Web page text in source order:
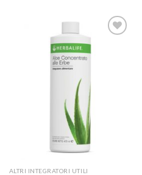
ADD TO
WISHLIST
ALTRI INTEGRATORI UTILI